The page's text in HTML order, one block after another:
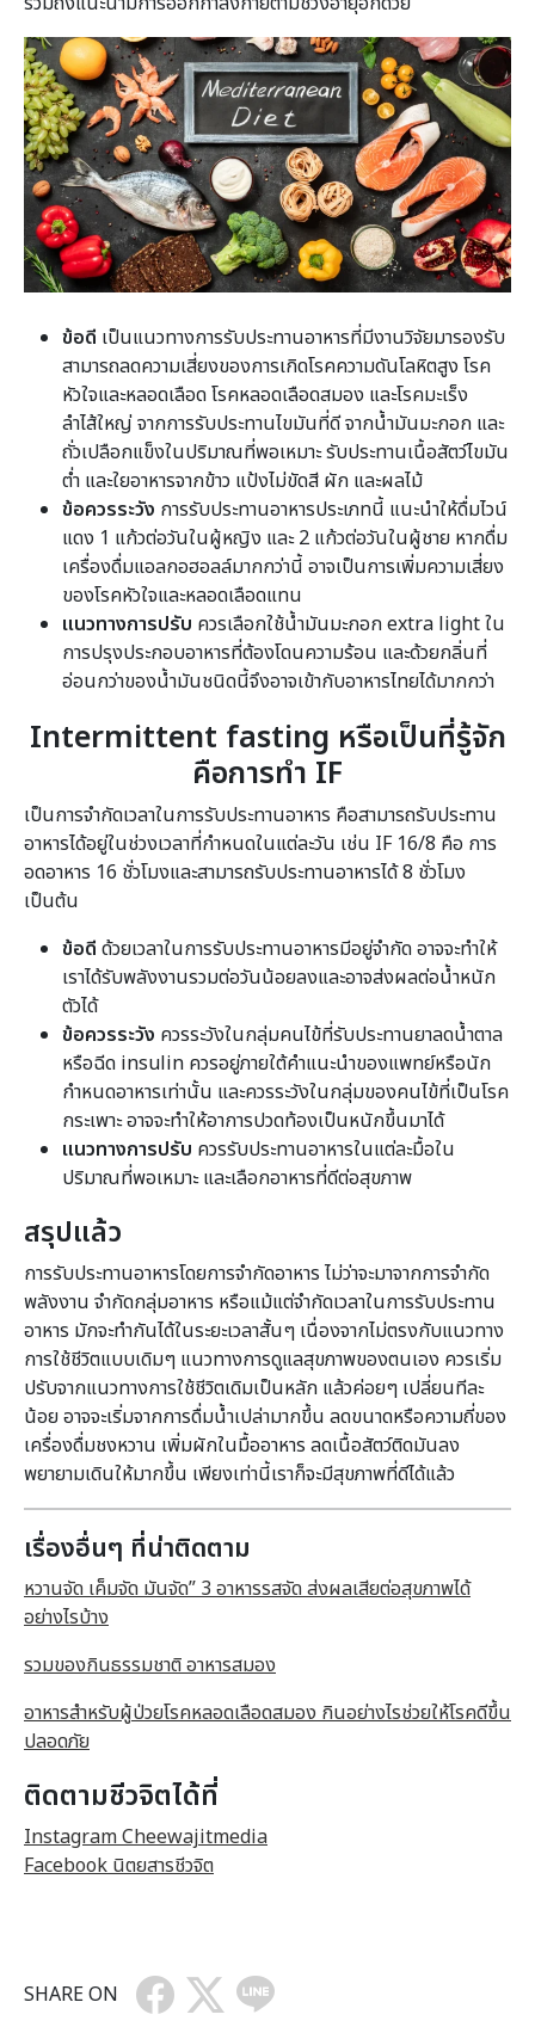
ข้อดี เป็นแนวทางการรับประทานอาหารที่มีงานวิจัยมารองรับ
สามารถลดความเสี่ยงของการเกิดโรคความดันโลหิตสูง โรค
หัวใจและหลอดเลือด โรคหลอดเลือดสมอง และโรคมะเร็ง
ลำไส้ใหญ่ จากการรับประทานไขมันที่ดี จากน้ำมันมะกอก และ
ถั่วเปลือกแข็งในปริมาณที่พอเหมาะ รับประทานเนื้อสัตว์ไขมัน
ต่ำ และใยอาหารจากข้าว แป้งไม่ขัดสี ผัก และผลไม้
ข้อควรระวัง การรับประทานอาหารประเภทนี้ แนะนำให้ดื่มไวน์
แดง 1 แก้วต่อวันในผู้หญิง และ 2 แก้วต่อวันในผู้ชาย หากดื่ม
เครื่องดื่มแอลกอฮอลล์มากกว่านี้ อาจเป็นการเพิ่มความเสี่ยง
ของโรคหัวใจและหลอดเลือดแทน
แนวทางการปรับ ควรเลือกใช้น้ำมันมะกอก extra light ใน
การปรุงประกอบอาหารที่ต้องโดนความร้อน และด้วยกลิ่นที่
อ่อนกว่าของน้ำมันชนิดนี้จึงอาจเข้ากับอาหารไทยได้มากกว่า
Intermittent fasting หรือเป็นที่รู้จัก
คือการทำ IF
เป็นการจำกัดเวลาในการรับประทานอาหาร คือสามารถรับประทาน
อาหารได้อยู่ในช่วงเวลาที่กำหนดในแต่ละวัน เช่น IF 16/8 คือ การ
อดอาหาร 16 ชั่วโมงและสามารถรับประทานอาหารได้ 8 ชั่วโมง
เป็นต้น
ข้อดี ด้วยเวลาในการรับประทานอาหารมีอยู่จำกัด อาจจะทำให้
เราได้รับพลังงานรวมต่อวันน้อยลงและอาจส่งผลต่อน้ำหนัก
ตัวได้
ข้อควรระวัง ควรระวังในกลุ่มคนไข้ที่รับประทานยาลดน้ำตาล
หรือฉีด insulin ควรอยู่ภายใต้คำแนะนำของแพทย์หรือนัก
กำหนดอาหารเท่านั้น และควรระวังในกลุ่มของคนไข้ที่เป็นโรค
กระเพาะ อาจจะทำให้อาการปวดท้องเป็นหนักขึ้นมาได้
แนวทางการปรับ ควรรับประทานอาหารในแต่ละมื้อใน
ปริมาณที่พอเหมาะ และเลือกอาหารที่ดีต่อสุขภาพ
สรุปแล้ว
การรับประทานอาหารโดยการจำกัดอาหาร ไม่ว่าจะมาจากการจำกัด
พลังงาน จำกัดกลุ่มอาหาร หรือแม้แต่จำกัดเวลาในการรับประทาน
อาหาร มักจะทำกันได้ในระยะเวลาสั้นๆ เนื่องจากไม่ตรงกับแนวทาง
การใช้ชีวิตแบบเดิมๆ แนวทางการดูแลสุขภาพของตนเอง ควรเริ่ม
ปรับจากแนวทางการใช้ชีวิตเดิมเป็นหลัก แล้วค่อยๆ เปลี่ยนทีละ
น้อย อาจจะเริ่มจากการดื่มน้ำเปล่ามากขึ้น ลดขนาดหรือความถี่ของ
เครื่องดื่มชงหวาน เพิ่มผักในมื้ออาหาร ลดเนื้อสัตว์ติดมันลง
พยายามเดินให้มากขึ้น เพียงเท่านี้เราก็จะมีสุขภาพที่ดีได้แล้ว
เรื่องอื่นๆ ที่น่าติดตาม
หวานจัด เค็มจัด มันจัด” 3 อาหารรสจัด ส่งผลเสียต่อสุขภาพได้
อย่างไรบ้าง
รวมของกินธรรมชาติ อาหารสมอง
อาหารสำหรับผู้ป่วยโรคหลอดเลือดสมอง กินอย่างไรช่วยให้โรคดีขึ้น
ปลอดภัย
ติดตามชีวจิตได้ที่
Instagram Cheewajitmedia
Facebook นิตยสารชีวจิต
SHARE ON